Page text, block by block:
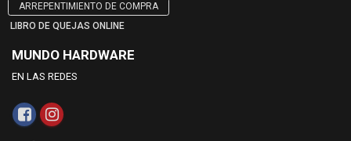
ARREPENTIMIENTO DE COMPRA
LIBRO DE QUEJAS ONLINE
MUNDO HARDWARE
EN LAS REDES